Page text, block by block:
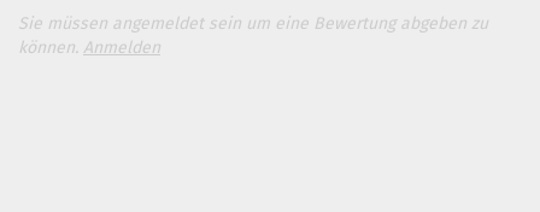
Sie müssen angemeldet sein um eine Bewertung abgeben zu
können. Anmelden